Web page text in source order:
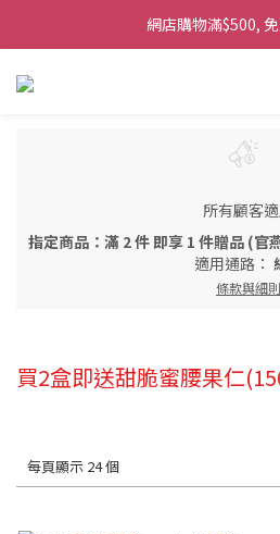
網店購物滿$500,
所有顧客
指定商品：滿 2 件 即享 1 件贈品 (
適用通路：
條款與細則
買2盒即送甜脆蜜腰果仁
每頁顯示 24 個